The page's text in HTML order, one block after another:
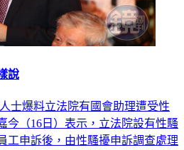
說
士爆料立法院有國會助理遭受性
今（16日）表示，立法院設有性騷
工申訴後，由性騷擾申訴調查處理